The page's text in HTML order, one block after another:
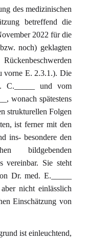
des medizinischen
betreffend die
2022 für die
noch) geklagten
vorne E. 2.3.1.). Die
C._____ und vom
wonach spätestens
strukturellen Folgen
ist ferner mit den
ins- besondere den
bildgebenden
vereinbar. Sie steht
Dr. med. E._____
nicht einlässlich
Einschätzung von
ist einleuchtend,